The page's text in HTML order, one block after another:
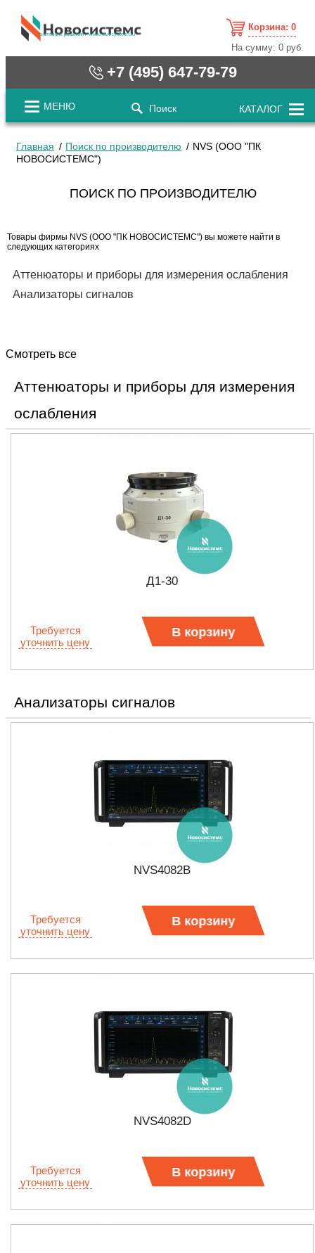
cистемные решения / www.novosystems.ru
Корзина: 0
На сумму:0 руб.
+7 (495) 647-79-79
МЕНЮ Поиск КАТАЛОГ
Главная Поиск по производителю
NVS (ООО "ПК
НОВОСИСТЕМС")
ПОИСК ПО ПРОИЗВОДИТЕЛЮ
Товары фирмы NVS (ООО "ПК НОВОСИСТЕМС") вы можете найти в
следующих категориях
Аттенюаторы и приборы для измерения ослабления
Анализаторы сигналов
Смотреть все
Аттенюаторы и приборы для измерения
ослабления
Д1-30
Требуется
уточнить цену
В корзину
Анализаторы сигналов
NVS4082B
Требуется
уточнить цену
В корзину
NVS4082D
Требуется
уточнить цену
В корзину